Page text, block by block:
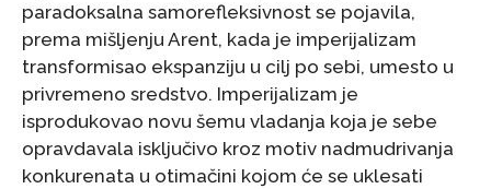
paradoksalna samorefleksivnost se pojavila,
prema mišljenju Arent, kada je imperijalizam
transformisao ekspanziju u cilj po sebi, umesto u
privremeno sredstvo. Imperijalizam je
isprodukovao novu šemu vladanja koja je sebe
opravdavala isključivo kroz motiv nadmudrivanja
konkurenata u otimačini kojom će se uklesati